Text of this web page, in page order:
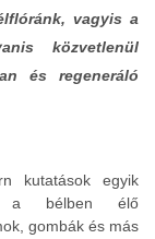
vagyis a
közvetlenül
és regeneráló
kutatások egyik
a bélben élő
gombák és más